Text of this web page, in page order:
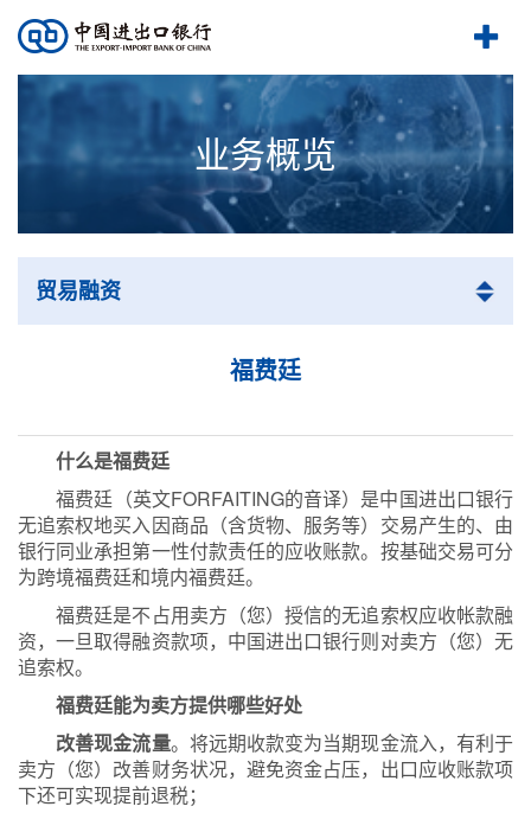
业务概览
贸易融资
福费廷
什么是福费廷
福费廷（英文FORFAITING的音译）是中国进出口银行
无追索权地买入因商品（含货物、服务等）交易产生的、由
银行同业承担第一性付款责任的应收账款。按基础交易可分
为跨境福费廷和境内福费廷。
福费廷是不占用卖方（您）授信的无追索权应收帐款融
资，一旦取得融资款项，中国进出口银行则对卖方（您）无
追索权。
福费廷能为卖方提供哪些好处
改善现金流量。将远期收款变为当期现金流入，有利于
卖方（您）改善财务状况，避免资金占压，出口应收账款项
下还可实现提前退税；